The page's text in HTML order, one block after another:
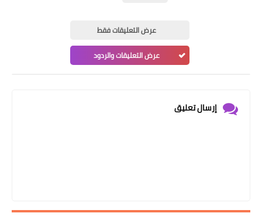
عرض التعليقات فقط
عرض التعليقات والردود
إرسال تعليق